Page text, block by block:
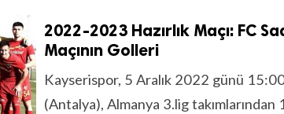
2022-2023 Hazırlık Maçı: FC
Maçının Golleri
Kayserispor, 5 Aralık 2022 günü
(Antalya), Almanya 3.lig takımlarından